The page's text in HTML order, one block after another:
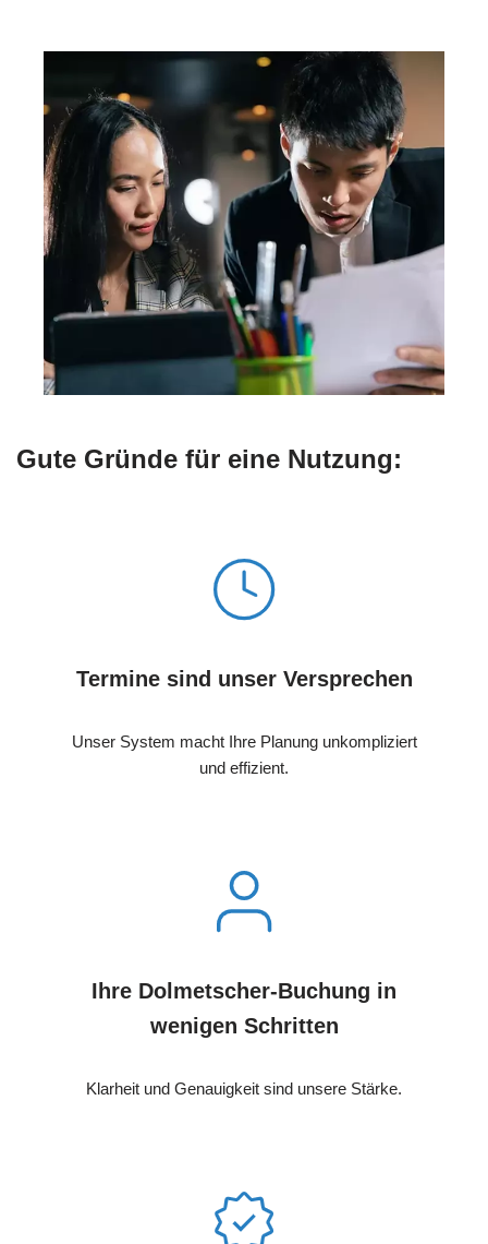
Gute Gründe für eine Nutzung:
Termine sind unser Versprechen
Unser System macht Ihre Planung unkompliziert
und effizient.
Ihre Dolmetscher-Buchung in
wenigen Schritten
Klarheit und Genauigkeit sind unsere Stärke.